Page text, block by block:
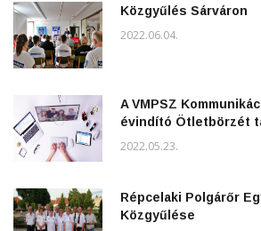
Közgyűlés Sárváron
2022.06.04.
A VMPSZ
évindító Ötletbörzét
2022.05.23.
Répcelaki Polgárőr
Közgyűlése